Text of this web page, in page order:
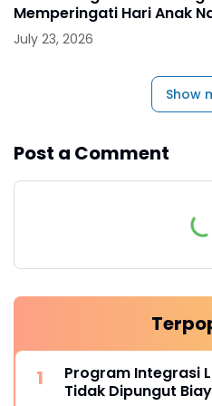
Memperingati Hari Anak
July 23, 2026
Show
Post a Comment
Program Integrasi
Tidak Dipungut